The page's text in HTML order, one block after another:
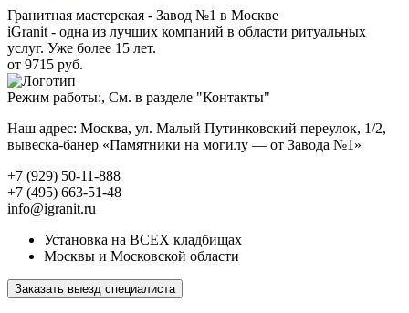
Гранитная мастерская - Завод №1 в Москве
iGranit - одна из лучших компаний в области ритуальных
услуг. Уже более 15 лет.
от 9715 руб.
Режим работы:, См. в разделе "Контакты"
Наш адрес: Москва, ул. Малый Путинковский переулок, 1/2,
вывеска-банер «Памятники на могилу — от Завода №1»
+7 (929) 50-11-888
+7 (495) 663-51-48
info@igranit.ru
Установка на ВСЕХ кладбищах
Москвы и Московской области
Заказать выезд специалиста